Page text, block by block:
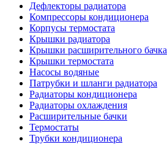
Дефлекторы радиатора
Компрессоры кондиционера
Корпусы термостата
Крышки радиатора
Крышки расширительного бачка
Крышки термостата
Насосы водяные
Патрубки и шланги радиатора
Радиаторы кондиционера
Радиаторы охлаждения
Расширительные бачки
Термостаты
Трубки кондиционера